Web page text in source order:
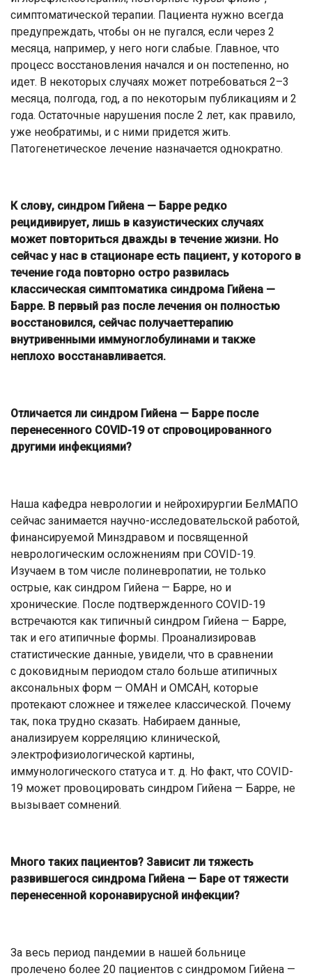
симптоматической терапии. Пациента нужно всегда
предупреждать, чтобы он не пугался, если через 2
месяца, например, у него ноги слабые. Главное, что
процесс восстановления начался и он постепенно, но
идет. В некоторых случаях может потребоваться 2–3
месяца, полгода, год, а по некоторым публикациям и 2
года. Остаточные нарушения после 2 лет, как правило,
уже необратимы, и с ними придется жить.
Патогенетическое лечение назначается однократно.
К слову, синдром Гийена — Барре редко
рецидивирует, лишь в казуистических случаях
может повториться дважды в течение жизни. Но
сейчас у нас в стационаре есть пациент, у которого в
течение года повторно остро развилась
классическая симптоматика синдрома Гийена —
Барре. В первый раз после лечения он полностью
восстановился, сейчас получаеттерапию
внутривенными иммуноглобулинами и также
неплохо восстанавливается.
Отличается ли синдром Гийена — Барре после
перенесенного COVID-19 от спровоцированного
другими инфекциями?
Наша кафедра неврологии и нейрохирургии БелМАПО
сейчас занимается научно-исследовательской работой,
финансируемой Минздравом и посвященной
неврологическим осложнениям при COVID-19.
Изучаем в том числе полиневропатии, не только
острые, как синдром Гийена — Барре, но и
хронические. После подтвержденного COVID-19
встречаются как типичный синдром Гийена — Барре,
так и его атипичные формы. Проанализировав
статистические данные, увидели, что в сравнении
с доковидным периодом стало больше атипичных
аксональных форм — ОМАН и ОМСАН, которые
протекают сложнее и тяжелее классической. Почему
так, пока трудно сказать. Набираем данные,
анализируем корреляцию клинической,
электрофизиологической картины,
иммунологического статуса и т. д. Но факт, что СOVID-
19 может провоцировать синдром Гийена — Барре, не
вызывает сомнений.
Много таких пациентов? Зависит ли тяжесть
развившегося синдрома Гийена — Баре от тяжести
перенесенной коронавирусной инфекции?
За весь период пандемии в нашей больнице
пролечено более 20 пациентов с синдромом Гийена —